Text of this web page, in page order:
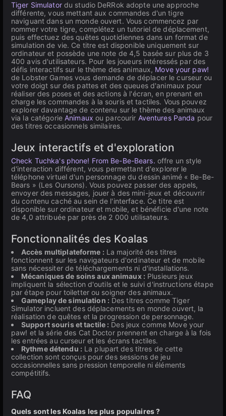
Tiger Simulatordu studio DeRRok adopte une approche
différente, vous mettant aux commandes d'un tigre
naviguant dans un monde ouvert. Vous commencez par
nommer votre tigre, complétez un tutoriel de déplacement,
puis effectuez des quêtes quotidiennes dans un format de
simulation de vie. Ce titre est disponible uniquement sur
ordinateur et possède une note de 4,5 basée sur plus de 3
400 avis d'utilisateurs. Pour les joueurs intéressés par des
défis interactifs sur le thème des animaux, Move your paw!
de Lobster Games vous demande de déplacer le curseur ou
votre doigt sur des pattes et des queues d'animaux pour
réaliser des poses et des actions à l'écran, en prenant en
charge les commandes à la souris et tactiles. Vous pouvez
explorer davantage de contenu sur le thème des animaux
via la catégorieAnimaux ou parcourir Aventures Panda pour
des titres occasionnels similaires.
Jeux interactifs et d'exploration
Check Tuchka's phone! From Be-Be-Bears. offre un style
d'interaction différent, vous permettant d'explorer le
téléphone virtuel d'un personnage du dessin animé « Be-Be-
Bears » (Les Oursons). Vous pouvez passer des appels,
envoyer des messages, jouer à des mini-jeux et découvrir
du contenu caché au sein de l'interface. Ce titre est
disponible sur ordinateur et mobile, et bénéficie d'une note
de 4,0 attribuée par près de 2 000 utilisateurs.
Fonctionnalités des Koalas
Accès multiplateforme : La majorité des titres
fonctionnent sur les navigateurs d'ordinateur et de mobile
sans nécessiter de téléchargements ni d'installations.
Mécaniques de soins aux animaux : Plusieurs jeux
impliquent la sélection d'outils et le suivi d'instructions étape
par étape pour toiletter ou soigner des animaux.
Gameplay de simulation : Des titres comme Tiger
Simulator incluent des déplacements en monde ouvert, la
réalisation de quêtes et la progression de personnage.
Support souris et tactile : Des jeux comme Move your
paw! et la série des Cat Doctor prennent en charge à la fois
les entrées au curseur et les écrans tactiles.
Rythme détendu : La plupart des titres de cette
collection sont conçus pour des sessions de jeu
occasionnelles sans pression temporelle ni éléments
compétitifs.
FAQ
Quels sont les Koalas les plus populaires ?